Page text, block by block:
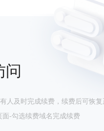
问
人及时完成续费，续费后可恢复
-勾选续费域名完成续费